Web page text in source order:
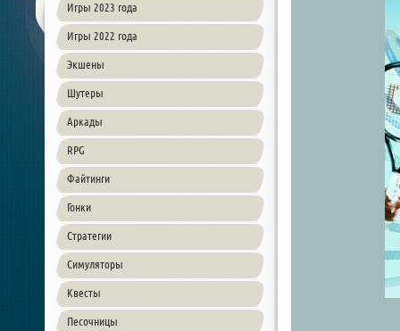
Игры 2023 года
Игры 2022 года
Экшены
Шутеры
Аркады
RPG
Файтинги
Гонки
Стратегии
Симуляторы
Квесты
Песочницы